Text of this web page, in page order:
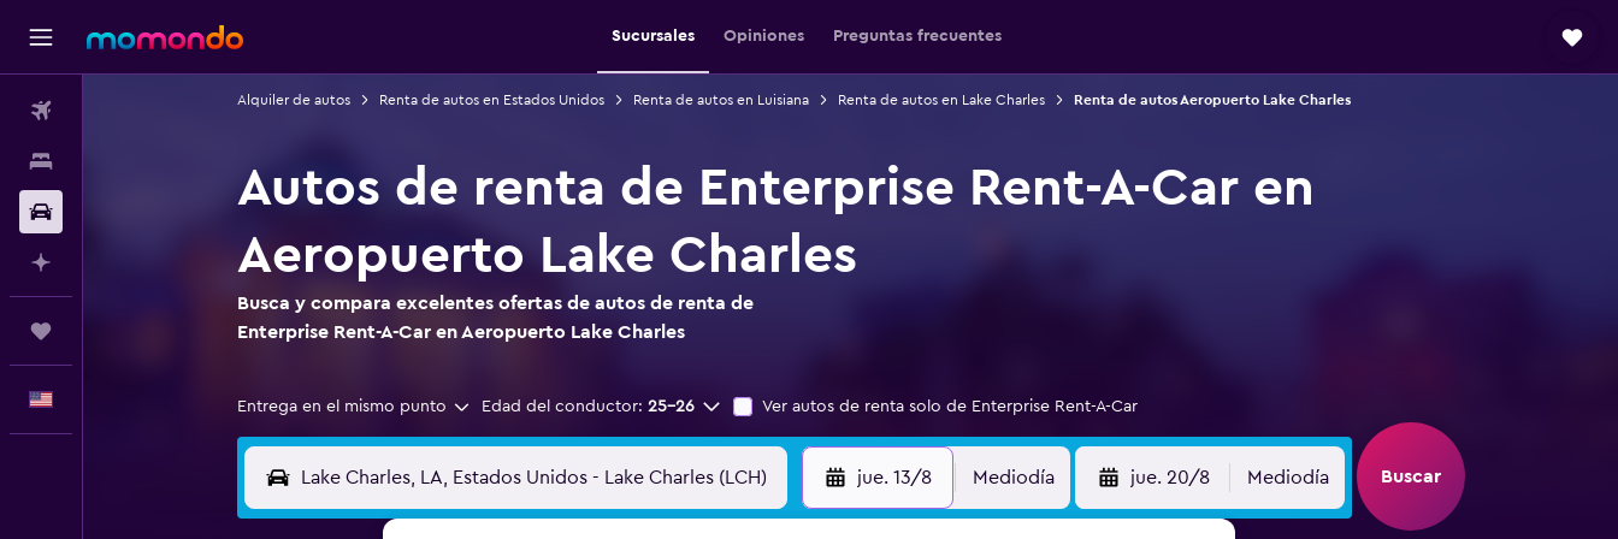
Sucursales Opiniones Preguntas frecuentes
Alquiler de autos Renta de autos en Estados Unidos Renta de autos en Luisiana Renta de autos en Lake Charles Renta de autos Aeropuerto Lake Charles
Autos de renta de Enterprise Rent-A-Car en
Aeropuerto Lake Charles
Busca y compara excelentes ofertas de autos de renta de
Enterprise Rent-A-Car en Aeropuerto Lake Charles
Entrega en el mismo punto Edad del conductor: 25-26 Ver autos de renta solo de Enterprise Rent-A-Car
jue. 13/8 Mediodía jue. 20/8 Mediodía Buscar